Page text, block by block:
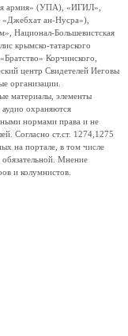
армия» (УПА), «ИГИЛ»,
ан-Нусра»),
Национал-Большевистская
крымско-татарского
Корчинского,
центр Свидетелей Иеговы
организации.
материалы, элементы
охраняются
нормами права и не
Согласно ст.ст. 1274,1275
на портале, в том числе
обязательной. Мнение
и колумнистов.